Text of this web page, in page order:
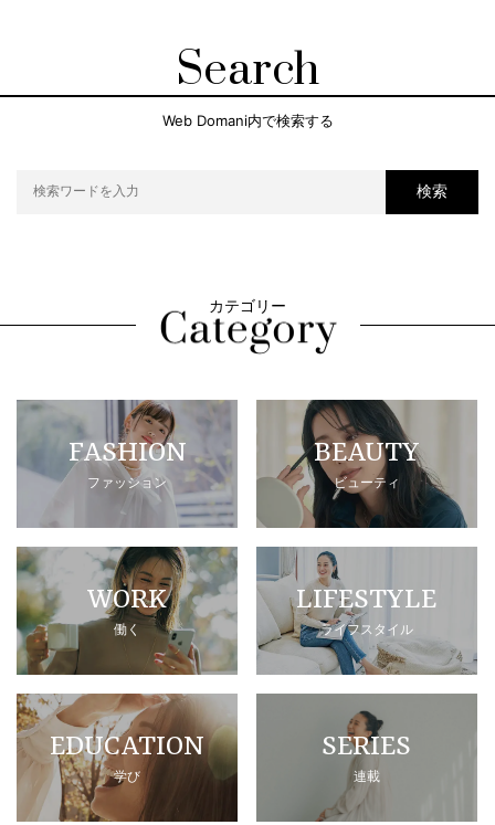
Search
Web Domani内で検索する
検索
カテゴリー
FASHION
ファッション
BEAUTY
ビューティ
WORK
働く
LIFESTYLE
ライフスタイル
EDUCATION
学び
SERIES
連載